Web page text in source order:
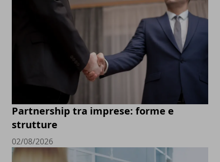
Partnership tra imprese: forme e
strutture
02/08/2026